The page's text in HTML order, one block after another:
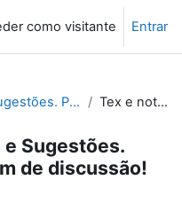
como visitante Entrar
Notícias, Dúvidas e Sugestões. Participe no Fórum de discussão! Tex e notação algébrica
Sugestões.
de discussão!